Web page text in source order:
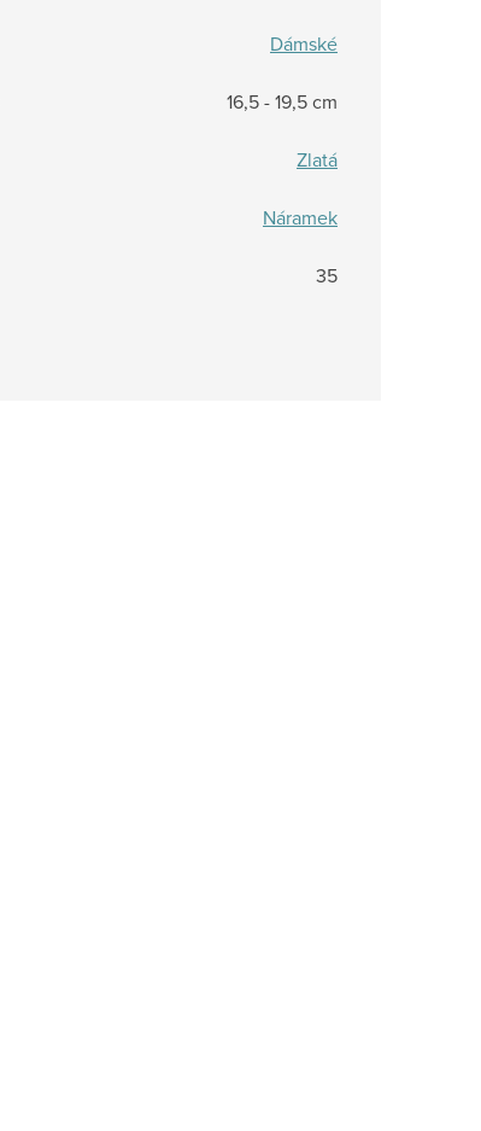
Dámské
16,5 - 19,5 cm
Zlatá
Náramek
35